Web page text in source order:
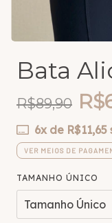
Bata
R$89,90
6x de R$11,65
VER MEIOS DE
TAMANHO ÚNICO